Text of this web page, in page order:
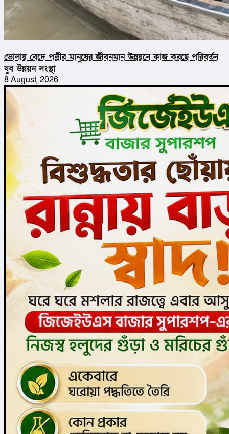
ভোলায় বেদে পল্লীর মানুষের জীবনমান উন্নয়নে কাজ করছে পরিবর্তন
যুব উন্নয়ন সংস্থা
8 August, 2026